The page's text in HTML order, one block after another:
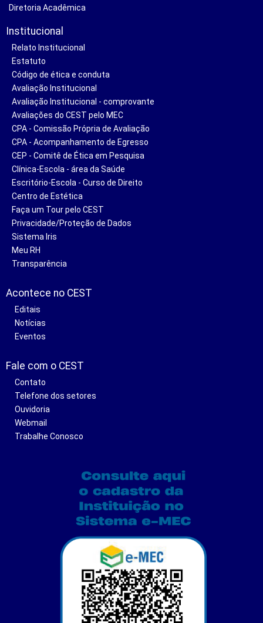
Diretoria Acadêmica
Institucional
Relato Institucional
Estatuto
Código de ética e conduta
Avaliação Institucional
Avaliação Institucional - comprovante
Avaliações do CEST pelo MEC
CPA - Comissão Própria de Avaliação
CPA - Acompanhamento de Egresso
CEP - Comitê de Ética em Pesquisa
Clínica-Escola - área da Saúde
Escritório-Escola - Curso de Direito
Centro de Estética
Faça um Tour pelo CEST
Privacidade/Proteção de Dados
Sistema Iris
Meu RH
Transparência
Acontece no CEST
Editais
Notícias
Eventos
Fale com o CEST
Contato
Telefone dos setores
Ouvidoria
Webmail
Trabalhe Conosco